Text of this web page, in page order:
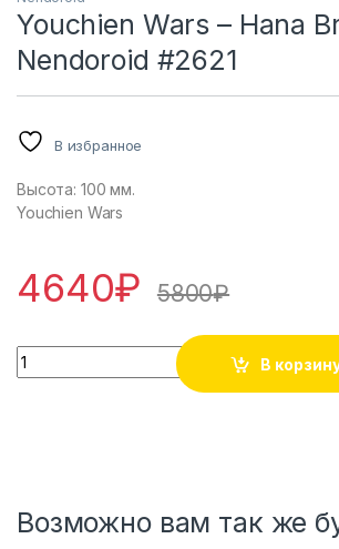
Youchien Wars – Hana
Nendoroid #2621
В избранное
Высота: 100 мм.
Youchien Wars
4640₽ 5800₽
Youchien Wars - Hana Bradley -
В
Возможно вам так же